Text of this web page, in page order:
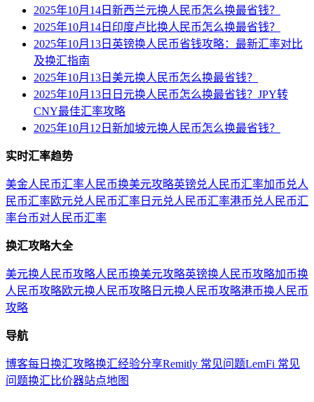
2025年10月14日新西兰元换人民币怎么换最省钱？
2025年10月14日印度卢比换人民币怎么换最省钱？
2025年10月13日英镑换人民币省钱攻略：最新汇率对比
及换汇指南
2025年10月13日美元换人民币怎么换最省钱？
2025年10月13日日元换人民币怎么换最省钱？JPY转
CNY最佳汇率攻略
2025年10月12日新加坡元换人民币怎么换最省钱？
实时汇率趋势
美金人民币汇率人民币换美元攻略英镑兑人民币汇率加币兑人
民币汇率欧元兑人民币汇率 日元兑人民币汇率港币兑人民币汇
率台币对人民币汇率
换汇攻略大全
美元换人民币攻略人民币换美元攻略英镑换人民币攻略加币换
人民币攻略欧元换人民币攻略 日元换人民币攻略港币换人民币
攻略
导航
博客每日换汇攻略换汇经验分享Remitly 常见问题LemFi 常见
问题换汇比价器站点地图